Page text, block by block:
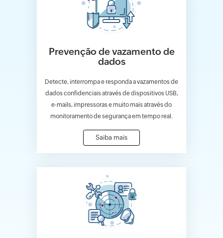
Prevenção de vazamento de
dados
Detecte, interrompa e responda a vazamentos de
dados confidenciais através de dispositivos USB,
e-mails, impressoras e muito mais através do
monitoramento de segurança em tempo real.
Saiba mais